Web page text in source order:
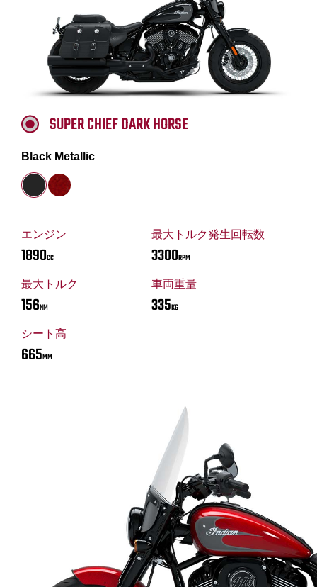
エンジン
1890CC
最大トルク発生回転数
3300RPM
最大トルク
156NM
車両重量
335KG
シート高
665MM
SUPER CHIEF DARK HORSE
Black Metallic